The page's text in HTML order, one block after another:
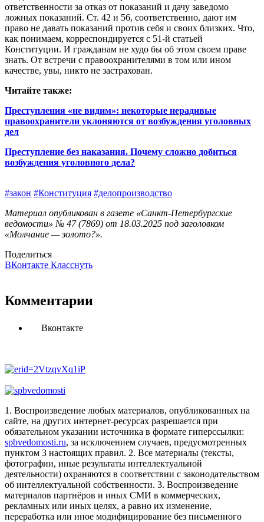
ответственности за отказ от показаний и дачу заведомо
ложных показаний. Ст. 42 и 56, соответственно, дают им
право не давать показаний против себя и своих близких. Что,
как понимаем, корреспондируется с 51‑й статьей
Конституции. И гражданам не худо бы об этом своем праве
знать. От встречи с правоохранителями в том или ином
качестве, увы, никто не застрахован.
Читайте также:
Преступления «не видим»: некоторые нерадивые
правоохранители уклоняются от возбуждения уголовных
дел
Преступление без наказания. Почему сложно добиться
возбуждения уголовного дела?
#закон #Конституция #делопроизводство
Материал опубликован в газете «Санкт-Петербургские
ведомости» № 47 (7869) от 18.03.2025 под заголовком
«Молчание — золото?».
Поделиться
ВКонтакте Класснуть
Комментарии
Вконтакте
1. Воспроизведение любых материалов, опубликованных на
сайте, на других интернет-ресурсах разрешается при
обязательном указании источника в формате гиперссылки:
spbvedomosti.ru, за исключением случаев, предусмотренных
пунктом 3 настоящих правил. 2. Все материалы (тексты,
фотографии, иные результаты интеллектуальной
деятельности) охраняются в соответствии с законодательством
об интеллектуальной собственности. 3. Воспроизведение
материалов партнёров и иных СМИ в коммерческих,
рекламных или иных целях, а равно их изменение,
переработка или иное модифицирование без письменного